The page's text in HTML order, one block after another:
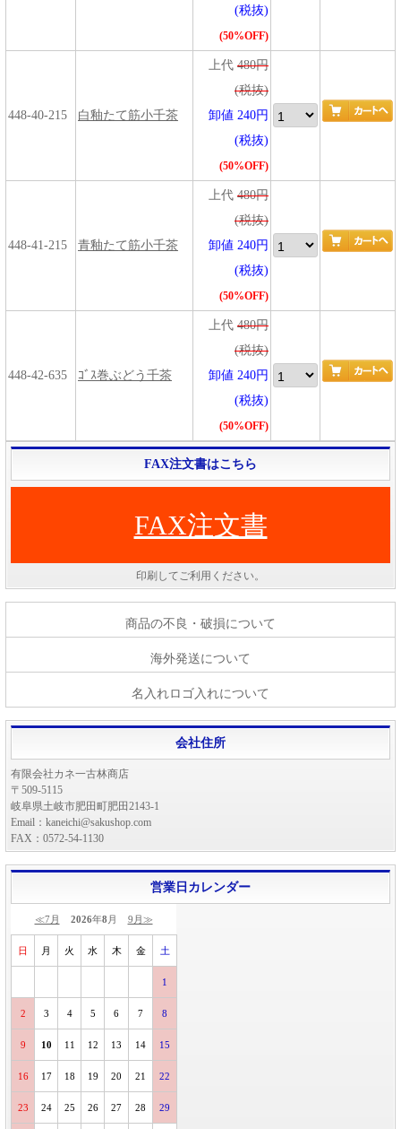
(税抜)
(50%OFF)
448-40-215 白釉たて筋小千茶
上代 480円
(税抜)
卸値 240円
(税抜)
(50%OFF)
448-41-215 青釉たて筋小千茶
上代 480円
(税抜)
卸値 240円
(税抜)
(50%OFF)
448-42-635 ｺﾞｽ巻ぶどう千茶
上代 480円
(税抜)
卸値 240円
(税抜)
(50%OFF)
FAX注文書はこちら
FAX注文書
印刷してご利用ください。
商品の不良・破損について
海外発送について
名入れロゴ入れについて
会社住所
有限会社カネ一古林商店
〒509-5115
岐阜県土岐市肥田町肥田2143-1
Email：kaneichi@sakushop.com
FAX：0572-54-1130
営業日カレンダー
≪7月 2026年8 月 9月≫
日 月 火 水 木 金 土
1
2 3 4 5 6 7 8
9 10 11 12 13 14 15
16 17 18 19 20 21 22
23 24 25 26 27 28 29